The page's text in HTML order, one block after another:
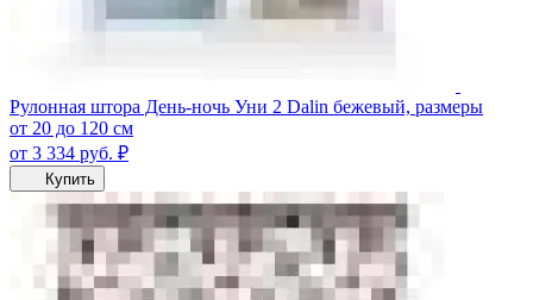
Рулонная штора День-ночь Уни 2 Dalin бежевый, размеры
от 20 до 120 см
от 3 334 руб. ₽
Купить